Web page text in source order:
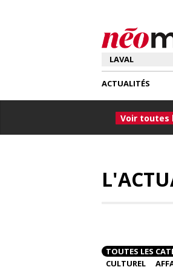
ACTUALITÉS
Voir toutes
TOUTES LES
CULTUREL